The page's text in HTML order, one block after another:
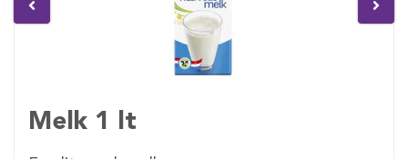
Melk 1 lt